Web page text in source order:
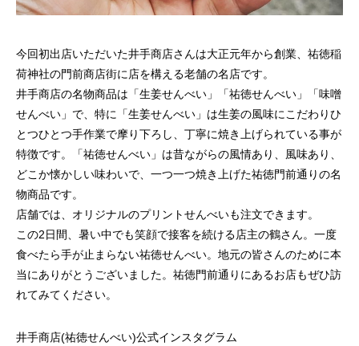
今回初出店いただいた井⼿商店さんは⼤正元年から創業、祐徳稲
荷神社の⾨前商店街に店を構える⽼舗の名店です。
井⼿商店の名物商品は「⽣姜せんべい」「祐徳せんべい」「味噌
せんべい」で、特に「⽣姜せんべい」は⽣姜の⾵味にこだわりひ
とつひとつ⼿作業で摩り下ろし、丁寧に焼き上げられている事が
特徴です。「祐徳せんべい」は昔ながらの⾵情あり、⾵味あり、
どこか懐かしい味わいで、⼀つ⼀つ焼き上げた祐徳⾨前通りの名
物商品です。
店舗では、オリジナルのプリントせんべいも注⽂できます。
この2⽇間、暑い中でも笑顔で接客を続ける店主の鶴さん。⼀度
⾷べたら⼿が⽌まらない祐徳せんべい。地元の皆さんのために本
当にありがとうございました。祐徳⾨前通りにあるお店もぜひ訪
れてみてください。
井手商店(祐徳せんべい)公式インスタグラム